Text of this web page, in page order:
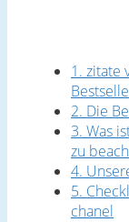
1. zitate
2. Die
3. Was
zu
4.
5.
chanel